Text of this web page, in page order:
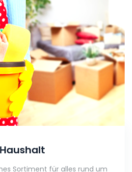
Haushalt
Sortiment für alles rund um